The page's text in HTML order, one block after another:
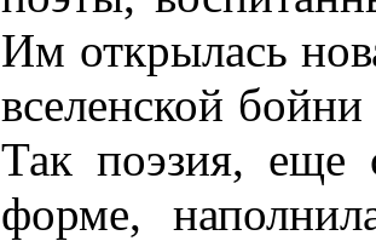
Им открылась
вселенской
Так поэзия, еще
форме,